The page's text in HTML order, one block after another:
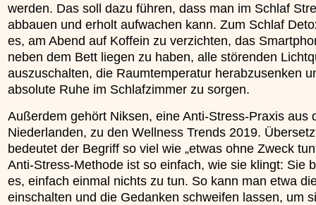
werden. Das soll dazu führen, dass man im Schlaf
abbauen und erholt aufwachen kann. Zum Schlaf
es, am Abend auf Koffein zu verzichten, das
neben dem Bett liegen zu haben, alle störenden
auszuschalten, die Raumtemperatur herabzusenken
absolute Ruhe im Schlafzimmer zu sorgen.
Außerdem gehört Niksen, eine Anti-Stress-Praxis aus
Niederlanden, zu den Wellness Trends 2019.
bedeutet der Begriff so viel wie „etwas ohne Zweck
Anti-Stress-Methode ist so einfach, wie sie klingt: Sie
es, einfach einmal nichts zu tun. So kann man etwa
einschalten und die Gedanken schweifen lassen, um